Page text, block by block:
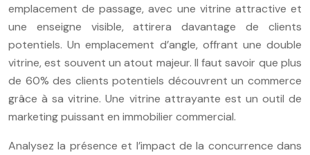
emplacement de passage, avec une vitrine attractive et
une enseigne visible, attirera davantage de clients
potentiels. Un emplacement d’angle, offrant une double
vitrine, est souvent un atout majeur. Il faut savoir que plus
de 60% des clients potentiels découvrent un commerce
grâce à sa vitrine. Une vitrine attrayante est un outil de
marketing puissant en immobilier commercial.
Analysez la présence et l’impact de la concurrence dans